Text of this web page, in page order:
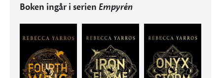
Boken ingår i serien Empyrén